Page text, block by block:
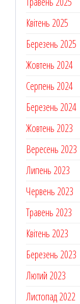
Квітень 2025
Березень 2025
Жовтень 2024
Серпень 2024
Березень 2024
Жовтень 2023
Вересень 2023
Липень 2023
Червень 2023
Травень 2023
Квітень 2023
Березень 2023
Лютий 2023
Листопад 2022